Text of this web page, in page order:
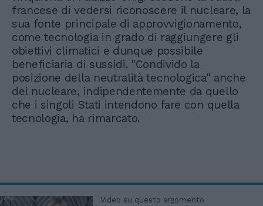
francese di vedersi riconoscere il nucleare, la
sua fonte principale di approvvigionamento,
come tecnologia in grado di raggiungere gli
obiettivi climatici e dunque possibile
beneficiaria di sussidi. "Condivido la
posizione della neutralità tecnologica" anche
del nucleare, indipendentemente da quello
che i singoli Stati intendono fare con quella
tecnologia, ha rimarcato.
Video su questo argomento